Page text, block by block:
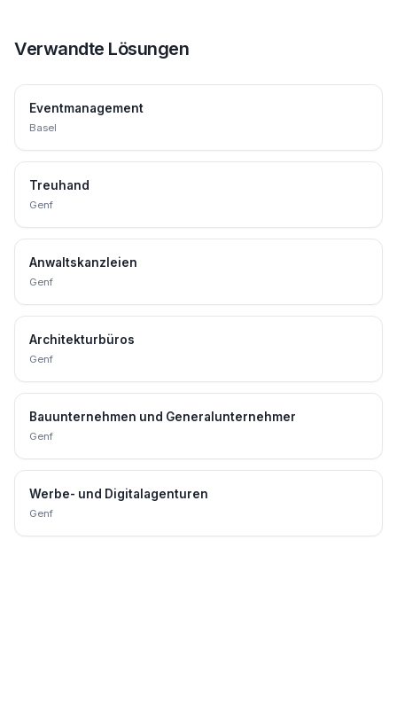
Verwandte Lösungen
Eventmanagement
Basel
Treuhand
Genf
Anwaltskanzleien
Genf
Architekturbüros
Genf
Bauunternehmen und Generalunternehmer
Genf
Werbe- und Digitalagenturen
Genf